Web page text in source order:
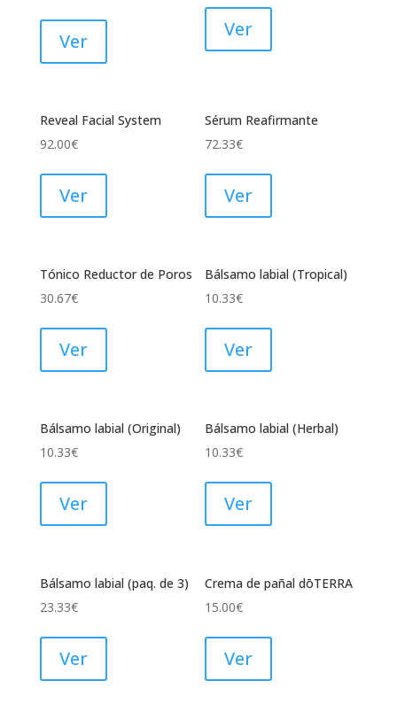
Ver
Ver
Reveal Facial System
92.00€
Ver
Sérum Reafirmante
72.33€
Ver
Tónico Reductor de Poros
30.67€
Ver
Bálsamo labial (Tropical)
10.33€
Ver
Bálsamo labial (Original)
10.33€
Ver
Bálsamo labial (Herbal)
10.33€
Ver
Bálsamo labial (paq. de 3)
23.33€
Ver
Crema de pañal dōTERRA
15.00€
Ver